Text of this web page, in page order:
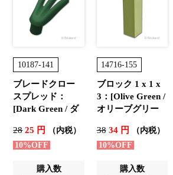
10187-141
ブレードクロー
スプレッド：
[Dark Green / ダ
2825 円
（内税）
10%OFF
購入数
14716-155
ブロック 1 x 1 x
3：[Olive Green /
オリーブグリー
3834 円
（内税）
10%OFF
購入数